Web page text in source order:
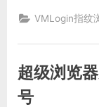
览
器
什
作
用？
如
VMLogin指纹
超级浏览
号